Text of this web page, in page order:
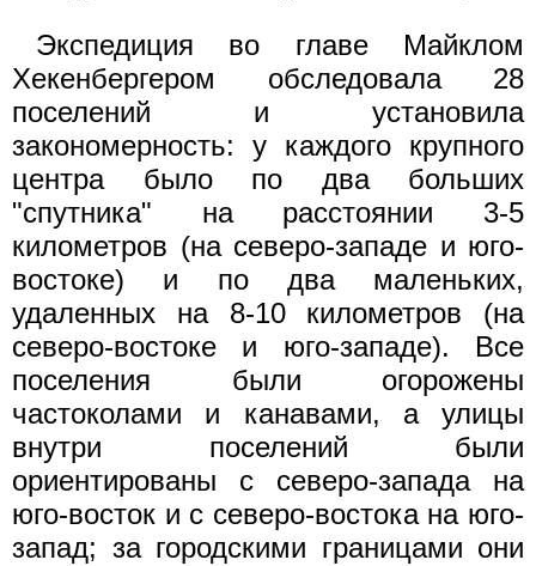
Экспедиция во главе Майклом
Хекенбергером обследовала 28
поселений и установила
закономерность: у каждого крупного
центра было по два больших
"спутника" на расстоянии 3-5
километров (на северо-западе и юго-
востоке) и по два маленьких,
удаленных на 8-10 километров (на
северо-востоке и юго-западе). Все
поселения были огорожены
частоколами и канавами, а улицы
внутри поселений были
ориентированы с северо-запада на
юго-восток и с северо-востока на юго-
запад; за городскими границами они